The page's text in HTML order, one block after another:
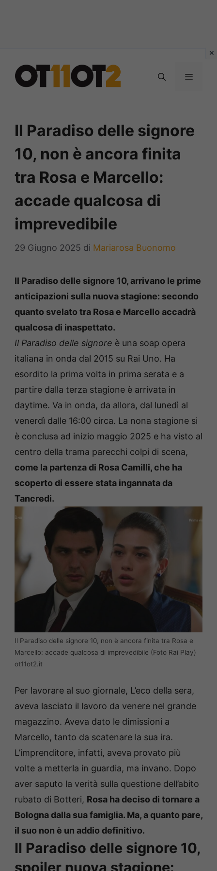
contenuto
MENU
Il Paradiso delle signore
10, non è ancora finita
tra Rosa e Marcello:
accade qualcosa di
imprevedibile
29 Giugno 2025 di Mariarosa Buonomo
Il Paradiso delle signore 10, arrivano le prime
anticipazioni sulla nuova stagione: secondo
quanto svelato tra Rosa e Marcello accadrà
qualcosa di inaspettato.
Il Paradiso delle signore è una soap opera
italiana in onda dal 2015 su Rai Uno. Ha
esordito la prima volta in prima serata e a
partire dalla terza stagione è arrivata in
daytime. Va in onda, da allora, dal lunedì al
venerdì dalle 16:00 circa. La nona stagione si
è conclusa ad inizio maggio 2025 e ha visto al
centro della trama parecchi colpi di scena,
come la partenza di Rosa Camilli, che ha
scoperto di essere stata ingannata da
Tancredi.
Il Paradiso delle signore 10, non è ancora finita tra Rosa e
Marcello: accade qualcosa di imprevedibile (Foto Rai Play)
ot11ot2.it
Per lavorare al suo giornale, L’eco della sera,
aveva lasciato il lavoro da venere nel grande
magazzino. Aveva dato le dimissioni a
Marcello, tanto da scatenare la sua ira.
L’imprenditore, infatti, aveva provato più
volte a metterla in guardia, ma invano. Dopo
aver saputo la verità sulla questione dell’abito
rubato di Botteri, Rosa ha deciso di tornare a
Bologna dalla sua famiglia. Ma, a quanto pare,
il suo non è un addio definitivo.
Il Paradiso delle signore 10,
spoiler nuova stagione: